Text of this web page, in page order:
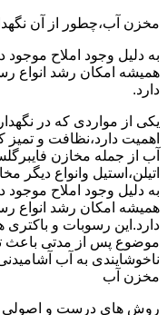
مخزن آب،چطور از آن
به دلیل وجود املاح
همیشه امکان رشد انواع
دارد.
یکی از مواردی که در
اهمیت دارد،نظافت و
آب از جمله مخازن
اتیلن،استیل وانواع دیگر
به دلیل وجود املاح
همیشه امکان رشد انواع
دارد.این رسوبات و باکتری
موضوع پس از مدتی باعث
ناخوشایندی به آب
مخزن آب
روش های درست و اصولی